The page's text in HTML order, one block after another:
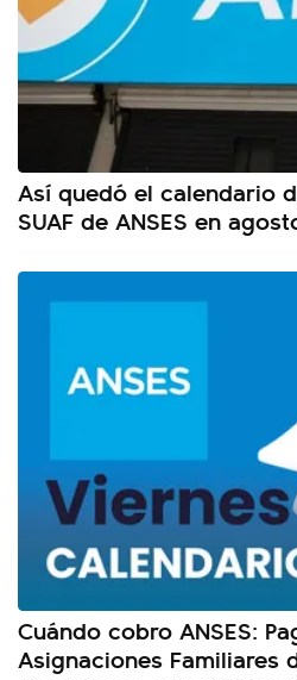
Así quedó el calendario
SUAF de ANSES en
Cuándo cobro ANSES:
Asignaciones Familiares